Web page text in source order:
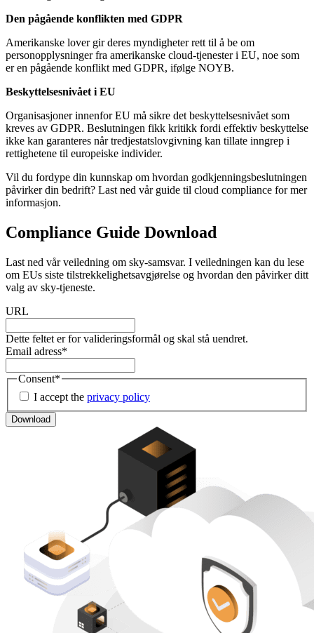
Den pågående konflikten med GDPR
Amerikanske lover gir deres myndigheter rett til å be om
personopplysninger fra amerikanske cloud-tjenester i EU, noe som
er en pågående konflikt med GDPR, ifølge NOYB.
Beskyttelsesnivået i EU
Organisasjoner innenfor EU må sikre det beskyttelsesnivået som
kreves av GDPR. Beslutningen fikk kritikk fordi effektiv beskyttelse
ikke kan garanteres når tredjestatslovgivning kan tillate inngrep i
rettighetene til europeiske individer.
Vil du fordype din kunnskap om hvordan godkjenningsbeslutningen
påvirker din bedrift? Last ned vår guide til cloud compliance for mer
informasjon.
Compliance Guide Download
Last ned vår veiledning om sky-samsvar. I veiledningen kan du lese
om EUs siste tilstrekkelighetsavgjørelse og hvordan den påvirker ditt
valg av sky-tjeneste.
URL
Dette feltet er for valideringsformål og skal stå uendret.
Email adress*
Consent*
I accept the privacy policy
Download